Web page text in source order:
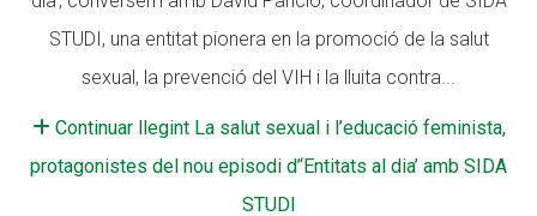
STUDI, una entitat pionera en la promoció de la salut
sexual, la prevenció del VIH i la lluita contra...
Continuar llegint La salut sexual i l’educació feminista,
protagonistes del nou episodi d’‘Entitats al dia’ amb SIDA
STUDI